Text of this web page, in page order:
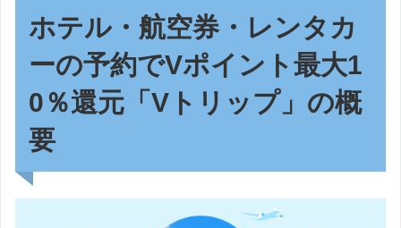
ホテル・航空券・レンタカ
ーの予約でVポイント最大1
0％還元「Vトリップ」の概
要